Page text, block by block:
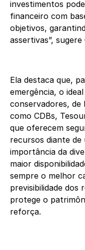
investimentos
financeiro com
objetivos,
assertivas”, sugere
Ela destaca que,
emergência, o
conservadores, de
como CDBs,
que oferecem
recursos diante de
importância da
maior
sempre o melhor
previsibilidade dos
protege o
reforça.